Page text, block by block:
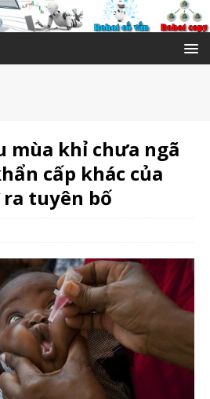
mùa khỉ chưa ngã
cấp khác của
ra tuyên bố